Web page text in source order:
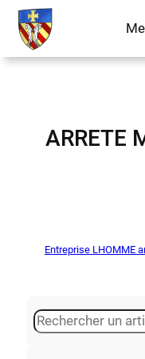
Aller
contenu
ARRETE
Entreprise LHOMME
S